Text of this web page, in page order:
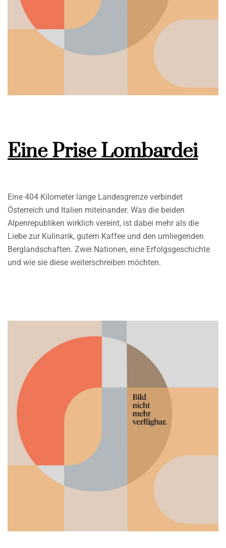
Eine Prise Lombardei
Eine 404 Kilometer lange Landesgrenze verbindet
Österreich und Italien miteinander. Was die beiden
Alpenrepubliken wirklich vereint, ist dabei mehr als die
Liebe zur Kulinarik, gutem Kaffee und den umliegenden
Berglandschaften. Zwei Nationen, eine Erfolgsgeschichte
und wie sie diese weiterschreiben möchten.